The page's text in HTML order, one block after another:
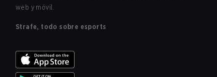
web y móvil.
Strafe, todo sobre esports